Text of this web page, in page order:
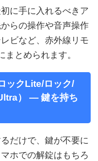
に手に入れるべきア
らの操作や音声操作
ビなど、赤外線リモ
とめられます。
ックLite/ロック/
） — 鍵を持ち
だけで、鍵が不要に
ホでの解錠はもちろ